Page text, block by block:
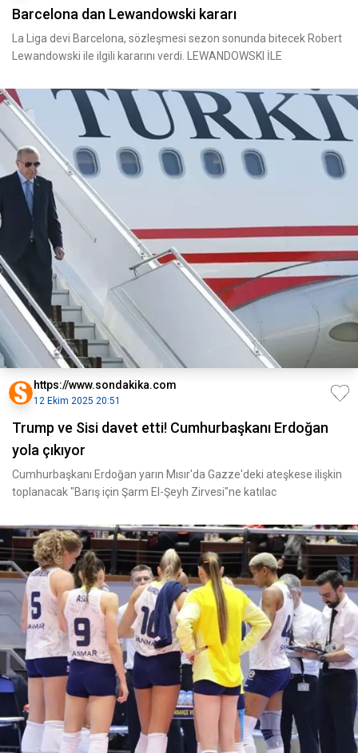
Barcelona dan Lewandowski kararı
La Liga devi Barcelona, sözleşmesi sezon sonunda bitecek Robert
Lewandowski ile ilgili kararını verdi. LEWANDOWSKI İLE
https://www.sondakika.com
12 Ekim 2025 20:51
Trump ve Sisi davet etti! Cumhurbaşkanı Erdoğan
yola çıkıyor
Cumhurbaşkanı Erdoğan yarın Mısır'da Gazze'deki ateşkese ilişkin
toplanacak "Barış için Şarm El-Şeyh Zirvesi"ne katılac